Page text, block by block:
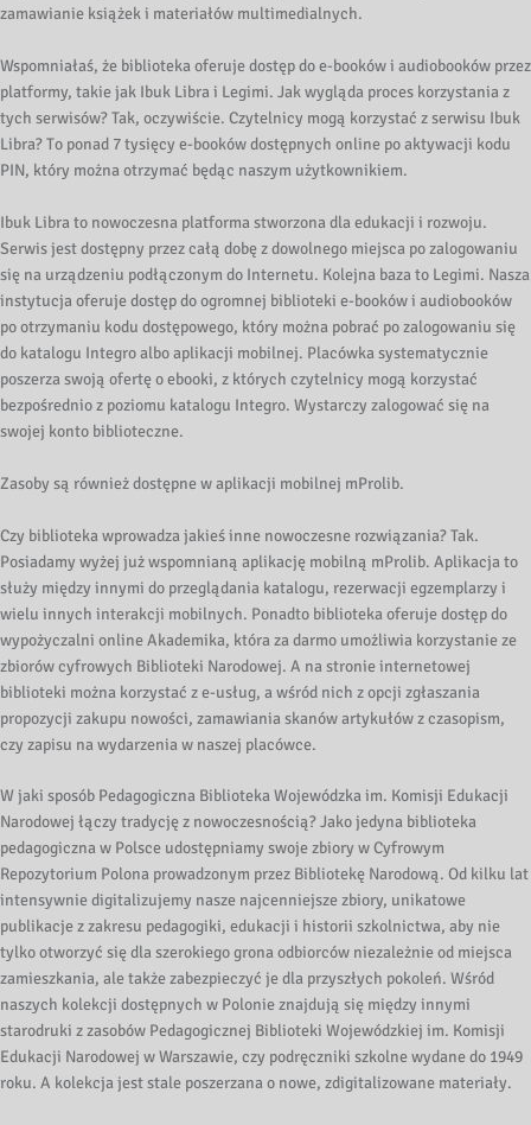
zamawianie książek i materiałów multimedialnych.
Wspomniałaś, że biblioteka oferuje dostęp do e-booków i audiobooków przez
platformy, takie jak Ibuk Libra i Legimi. Jak wygląda proces korzystania z
tych serwisów? Tak, oczywiście. Czytelnicy mogą korzystać z serwisu Ibuk
Libra? To ponad 7 tysięcy e-booków dostępnych online po aktywacji kodu
PIN, który można otrzymać będąc naszym użytkownikiem.
Ibuk Libra to nowoczesna platforma stworzona dla edukacji i rozwoju.
Serwis jest dostępny przez całą dobę z dowolnego miejsca po zalogowaniu
się na urządzeniu podłączonym do Internetu. Kolejna baza to Legimi. Nasza
instytucja oferuje dostęp do ogromnej biblioteki e-booków i audiobooków
po otrzymaniu kodu dostępowego, który można pobrać po zalogowaniu się
do katalogu Integro albo aplikacji mobilnej. Placówka systematycznie
poszerza swoją ofertę o ebooki, z których czytelnicy mogą korzystać
bezpośrednio z poziomu katalogu Integro. Wystarczy zalogować się na
swojej konto biblioteczne.
Zasoby są również dostępne w aplikacji mobilnej mProlib.
Czy biblioteka wprowadza jakieś inne nowoczesne rozwiązania? Tak.
Posiadamy wyżej już wspomnianą aplikację mobilną mProlib. Aplikacja to
służy między innymi do przeglądania katalogu, rezerwacji egzemplarzy i
wielu innych interakcji mobilnych. Ponadto biblioteka oferuje dostęp do
wypożyczalni online Akademika, która za darmo umożliwia korzystanie ze
zbiorów cyfrowych Biblioteki Narodowej. A na stronie internetowej
biblioteki można korzystać z e-usług, a wśród nich z opcji zgłaszania
propozycji zakupu nowości, zamawiania skanów artykułów z czasopism,
czy zapisu na wydarzenia w naszej placówce.
W jaki sposób Pedagogiczna Biblioteka Wojewódzka im. Komisji Edukacji
Narodowej łączy tradycję z nowoczesnością? Jako jedyna biblioteka
pedagogiczna w Polsce udostępniamy swoje zbiory w Cyfrowym
Repozytorium Polona prowadzonym przez Bibliotekę Narodową. Od kilku lat
intensywnie digitalizujemy nasze najcenniejsze zbiory, unikatowe
publikacje z zakresu pedagogiki, edukacji i historii szkolnictwa, aby nie
tylko otworzyć się dla szerokiego grona odbiorców niezależnie od miejsca
zamieszkania, ale także zabezpieczyć je dla przyszłych pokoleń. Wśród
naszych kolekcji dostępnych w Polonie znajdują się między innymi
starodruki z zasobów Pedagogicznej Biblioteki Wojewódzkiej im. Komisji
Edukacji Narodowej w Warszawie, czy podręczniki szkolne wydane do 1949
roku. A kolekcja jest stale poszerzana o nowe, zdigitalizowane materiały.